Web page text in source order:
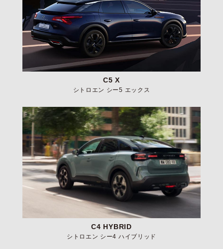
C5 X
シトロエン シー5 エックス
C4 HYBRID
シトロエン シー4 ハイブリッド